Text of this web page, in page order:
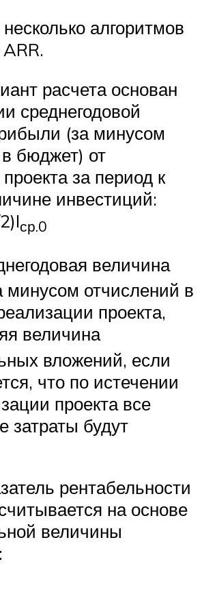
алгоритмов
расчета основан
среднегодовой
(за минусом
бюджет) от
за период к
инвестиций:
ср.0
величина
минусом отчислений в
проекта,
величина
вложений, если
что по истечении
проекта все
затраты будут
рентабельности
на основе
величины